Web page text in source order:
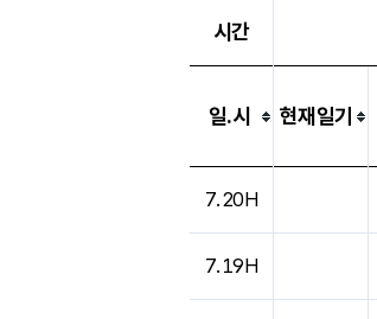
시간
일.시 현재일기
7.20H
7.19H